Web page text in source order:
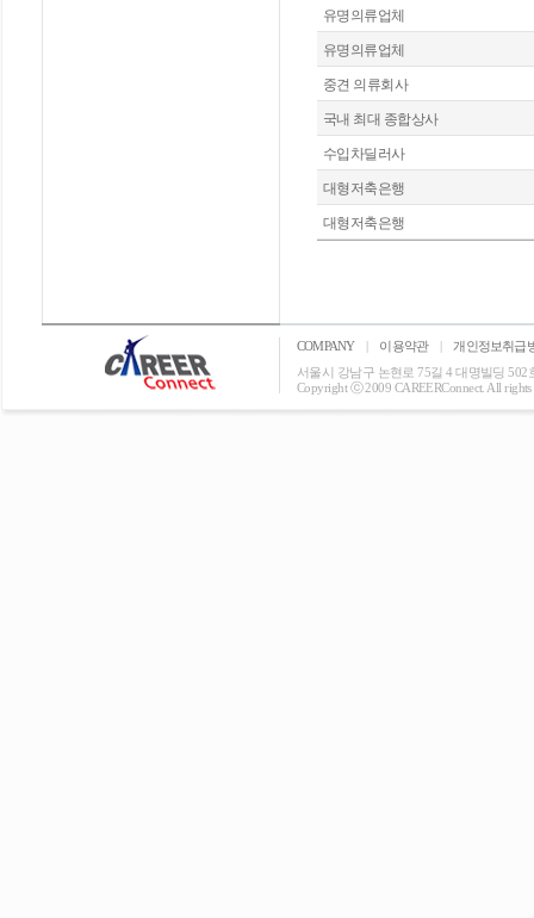
유명의류업체
유명의류업체
중견 의류회사
국내 최대 종합상사
수입차딜러사
대형저축은행
대형저축은행
COMPANY | 이용약관 |
개인정보취급
서울시 강남구 논현로 75길 4 대명빌딩 502
Copyright ⓒ 2009 CAREERConnect. All rights